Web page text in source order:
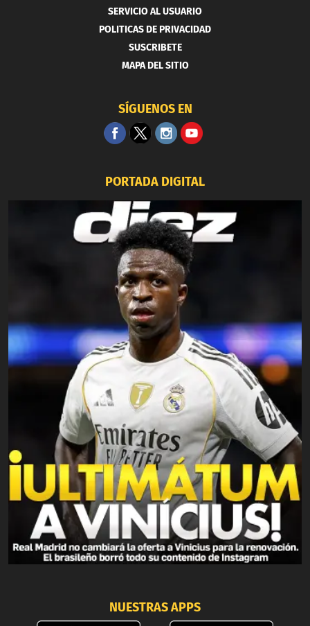
SERVICIO AL USUARIO
POLITICAS DE PRIVACIDAD
SUSCRIBETE
MAPA DEL SITIO
SÍGUENOS EN
PORTADA DIGITAL
NUESTRAS APPS